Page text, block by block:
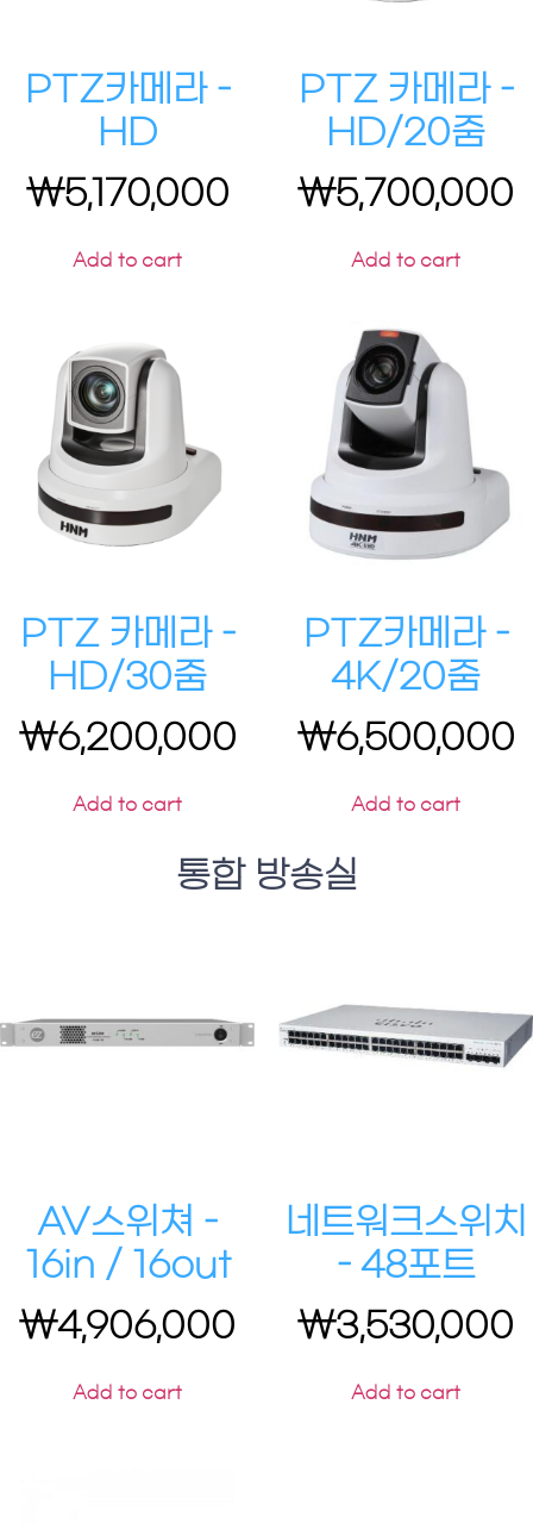
PTZ카메라 –
HD
₩5,170,000
Add to cart
PTZ 카메라 –
HD/20줌
₩5,700,000
Add to cart
PTZ 카메라 –
HD/30줌
₩6,200,000
Add to cart
PTZ카메라 –
4K/20줌
₩6,500,000
Add to cart
통합 방송실
AV스위쳐 –
16in / 16out
₩4,906,000
Add to cart
네트워크스위치
– 48포트
₩3,530,000
Add to cart